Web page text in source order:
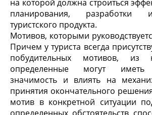
на которой должна строиться
планирования, разработки
туристского продукта.
Мотивов, которыми
Причем у туриста всегда
побудительных мотивов, из
определенные могут иметь
значимость и влиять на
принятия окончательного
мотив в конкретной ситуации